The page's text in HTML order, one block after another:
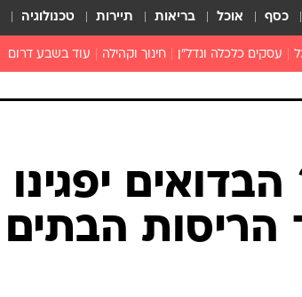
כסף אוכל בריאות תיירות טכנולוגיה
עסקים כלכלה ונדל"ן חינוך וקהילה עוד בשבע דרום
יפגינו
הריסות הבתים